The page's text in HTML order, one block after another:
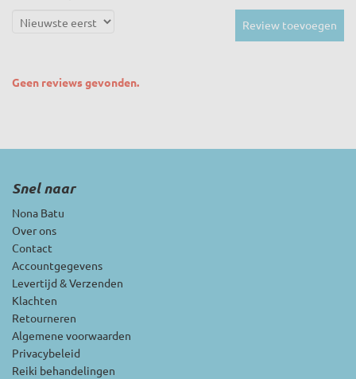
Review toevoegen
Geen reviews gevonden.
Snel naar
Nona Batu
Over ons
Contact
Accountgegevens
Levertijd & Verzenden
Klachten
Retourneren
Algemene voorwaarden
Privacybeleid
Reiki behandelingen